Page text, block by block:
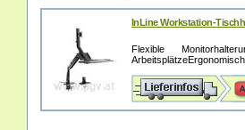
InLine Workstation-
Flexible